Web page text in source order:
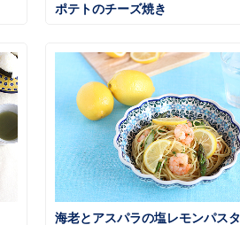
ポテトのチーズ焼き
海老とアスパラの塩レモンパスタ